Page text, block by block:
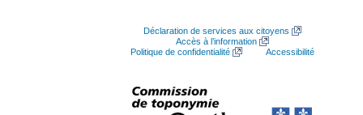
Déclaration de services aux citoyens
Accès à l’information
Politique de confidentialité
Accessibilité